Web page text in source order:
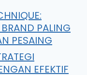
PALING
PESAING
EFEKTIF